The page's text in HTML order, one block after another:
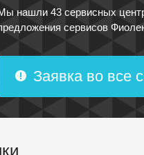
нашли 43 сервисных
сервисов
Заявка во все